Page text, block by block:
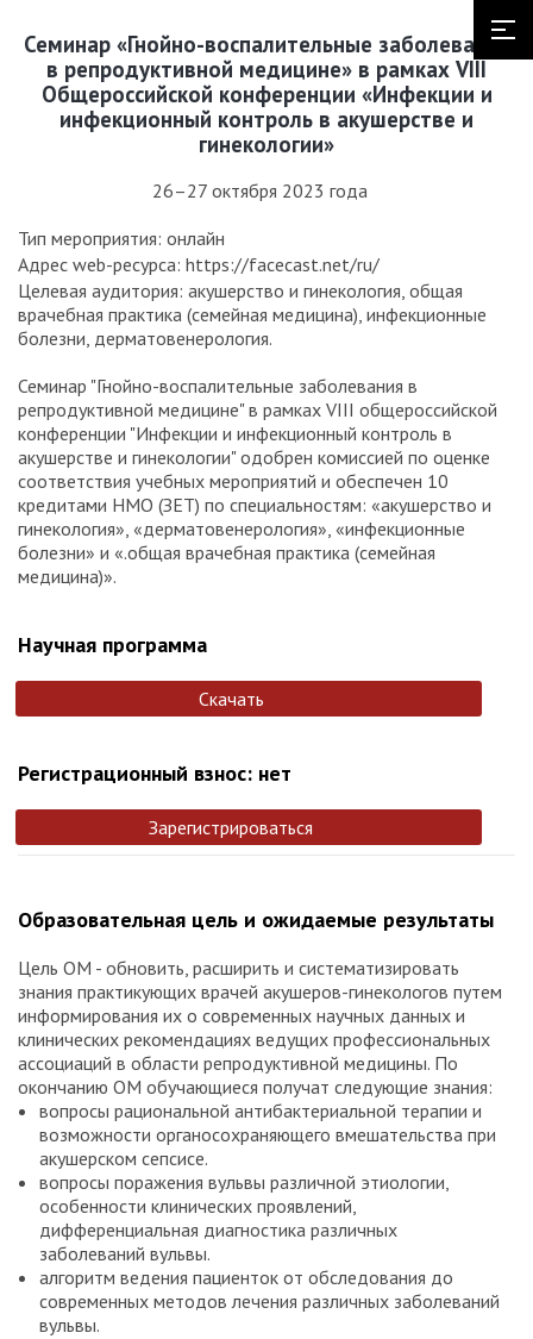
Семинар «Гнойно-воспалительные заболевания
в репродуктивной медицине» в рамках VIII
Общероссийской конференции «Инфекции и
инфекционный контроль в акушерстве и
гинекологии»
26–27 октября 2023 года
Тип мероприятия: онлайн
Адрес web-ресурса: https://facecast.net/ru/
Целевая аудитория: акушерство и гинекология, общая
врачебная практика (семейная медицина), инфекционные
болезни, дерматовенерология.
Семинар "Гнойно-воспалительные заболевания в
репродуктивной медицине" в рамках VIII общероссийской
конференции "Инфекции и инфекционный контроль в
акушерстве и гинекологии" одобрен комиссией по оценке
соответствия учебных мероприятий и обеспечен 10
кредитами НМО (ЗЕТ) по специальностям: «акушерство и
гинекология», «дерматовенерология», «инфекционные
болезни» и «.общая врачебная практика (семейная
медицина)».
Научная программа
Скачать
Регистрационный взнос: нет
Зарегистрироваться
Образовательная цель и ожидаемые результаты
Цель ОМ - обновить, расширить и систематизировать
знания практикующих врачей акушеров-гинекологов путем
информирования их о современных научных данных и
клинических рекомендациях ведущих профессиональных
ассоциаций в области репродуктивной медицины. По
окончанию ОМ обучающиеся получат следующие знания:
вопросы рациональной антибактериальной терапии и
возможности органосохраняющего вмешательства при
акушерском сепсисе.
вопросы поражения вульвы различной этиологии,
особенности клинических проявлений,
дифференциальная диагностика различных
заболеваний вульвы.
алгоритм ведения пациенток от обследования до
современных методов лечения различных заболеваний
вульвы.